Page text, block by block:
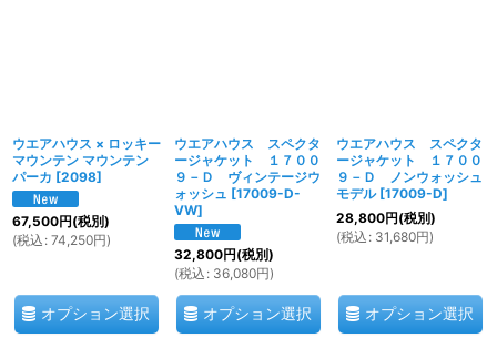
ウエアハウス × ロッキー
マウンテン マウンテン
パーカ [2098]
67,500円(税別)
(税込 : 74,250円)
オプション選択
ウエアハウス スペクタ
ージャケット １７００
９－Ｄ ヴィンテージウ
ォッシュ [17009-D-
VW]
32,800円(税別)
(税込 : 36,080円)
オプション選択
ウエアハウス スペクタ
ージャケット １７００
９－Ｄ ノンウォッシュ
モデル [17009-D]
28,800円(税別)
(税込 : 31,680円)
オプション選択